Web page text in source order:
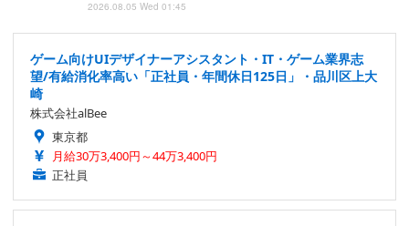
2026.08.05 Wed 01:45
ゲーム向けUIデザイナーアシスタント・IT・ゲーム業界志
望/有給消化率高い「正社員・年間休日125日」・品川区上大
崎
株式会社alBee
東京都
月給30万3,400円～44万3,400円
正社員